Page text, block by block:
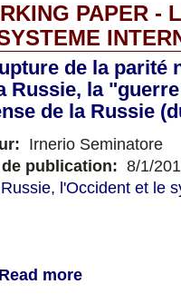
PAPER -
de la parité
Russie, la
de la Russie
Irnerio Seminatore
de publication: 8/1/
l'Occident et le
Read more